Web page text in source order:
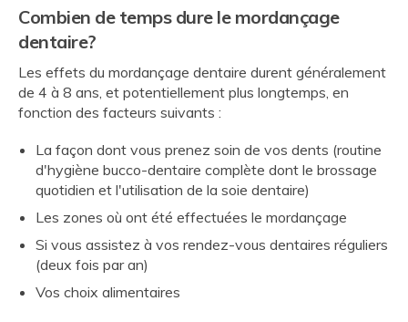
Combien de temps dure le mordançage
dentaire?
Les effets du mordançage dentaire durent généralement
de 4 à 8 ans, et potentiellement plus longtemps, en
fonction des facteurs suivants :
La façon dont vous prenez soin de vos dents (routine
d'hygiène bucco-dentaire complète dont le brossage
quotidien et l'utilisation de la soie dentaire)
Les zones où ont été effectuées le mordançage
Si vous assistez à vos rendez-vous dentaires réguliers
(deux fois par an)
Vos choix alimentaires